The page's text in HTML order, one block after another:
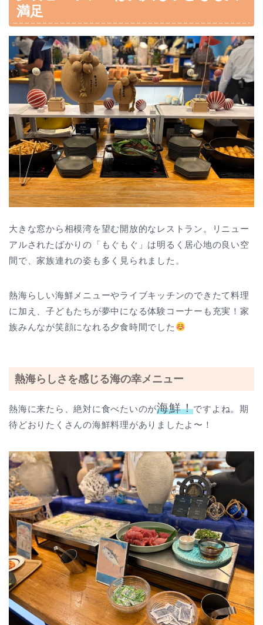
満足
大きな窓から相模湾を望む開放的なレストラン。リニュー
アルされたばかりの「もぐもぐ」は明るく居心地の良い空
間で、家族連れの姿も多く見られました。
熱海らしい海鮮メニューやライブキッチンのできたて料理
に加え、子どもたちが夢中になる体験コーナーも充実！家
族みんなが笑顔になれる夕食時間でした
熱海らしさを感じる海の幸メニュー
熱海に来たら、絶対に食べたいのが海鮮！ですよね。期
待どおりたくさんの海鮮料理がありましたよ〜！